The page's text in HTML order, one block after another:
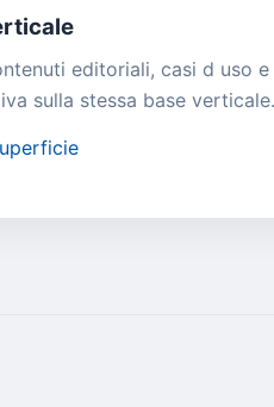
editoriali, casi d uso e
sulla stessa base verticale.